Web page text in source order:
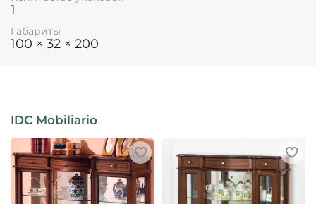
1
Габариты
100 × 32 × 200
IDC Mobiliario